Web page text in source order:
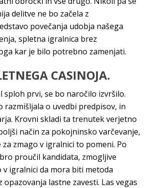
delitve ne bo začela z
povečanja udobja našega
spletna igralnica brez
kar je bilo potrebno zamenjati.
CASINOJA.
sploh prvi, se bo naročilo izvršilo.
razmišljala o uvedbi predpisov, in
Krovni skladi ta trenutek verjetno
način za pokojninsko varčevanje,
zmago v igralnici to pomeni. Po
proučil kandidata, zmogljive
v igralnici da mora biti metoda
opazovanja lastne zavesti. Las vegas